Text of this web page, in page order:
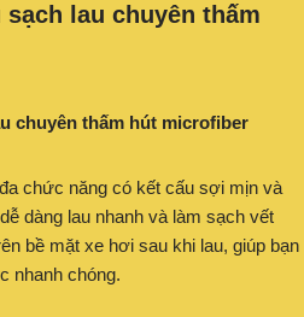
lau chuyên thấm
chuyên thấm hút microfiber
chức năng có kết cấu sợi mịn và
dàng lau nhanh và làm sạch vết
bề mặt xe hơi sau khi lau, giúp bạn
nhanh chóng.